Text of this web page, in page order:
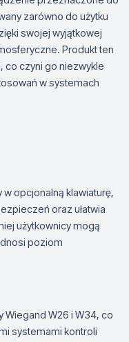
zarówno do użytku
swojej wyjątkowej
Produkt ten
co czyni go niezwykle
w systemach
w opcjonalną klawiaturę,
oraz ułatwia
użytkownicy mogą
poziom
Wiegand W26 i W34, co
systemami kontroli